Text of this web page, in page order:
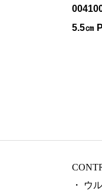
5.5㎝
・
ウ